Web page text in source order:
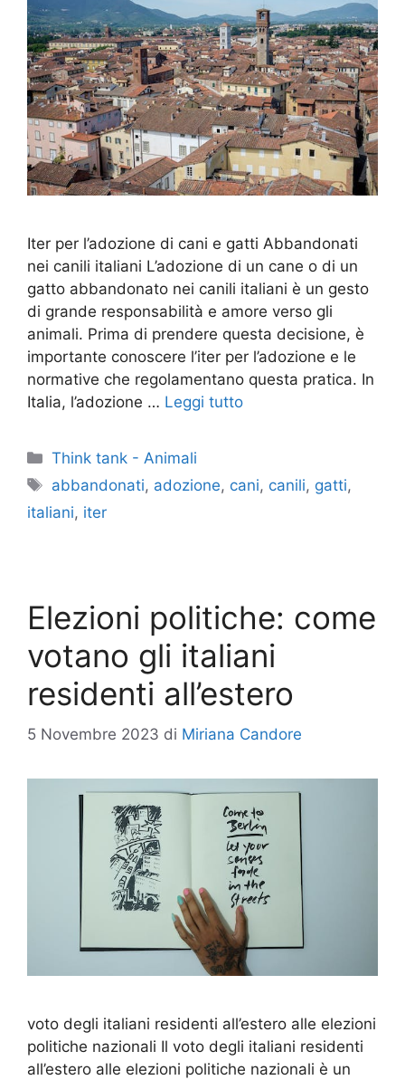
Iter per l’adozione di cani e gatti Abbandonati
nei canili italiani L’adozione di un cane o di un
gatto abbandonato nei canili italiani è un gesto
di grande responsabilità e amore verso gli
animali. Prima di prendere questa decisione, è
importante conoscere l’iter per l’adozione e le
normative che regolamentano questa pratica. In
Italia, l’adozione … Leggi tutto
Categorie
Think tank - Animali
Tag
abbandonati, adozione, cani, canili, gatti,
italiani, iter
Elezioni politiche: come
votano gli italiani
residenti all’estero
5 Novembre 2023 di Miriana Candore
voto degli italiani residenti all’estero alle elezioni
politiche nazionali Il voto degli italiani residenti
all’estero alle elezioni politiche nazionali è un